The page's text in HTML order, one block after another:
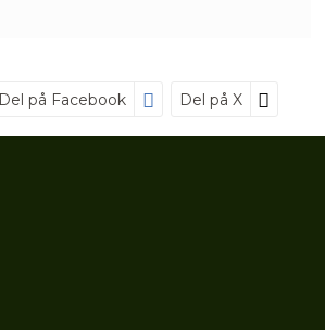
Del på Facebook Del på X